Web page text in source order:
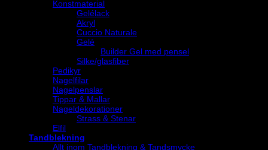
Konstmaterial
Gelélack
Akryl
Cuccio Naturale
Gelé
Builder Gel med pensel
Silke/glasfiber
Pedikyr
Nagelfilar
Nagelpenslar
Tippar & Mallar
Nageldekorationer
Strass & Stenar
Elfil
Tandblekning
Allt inom Tandblekning & Tandsmycke